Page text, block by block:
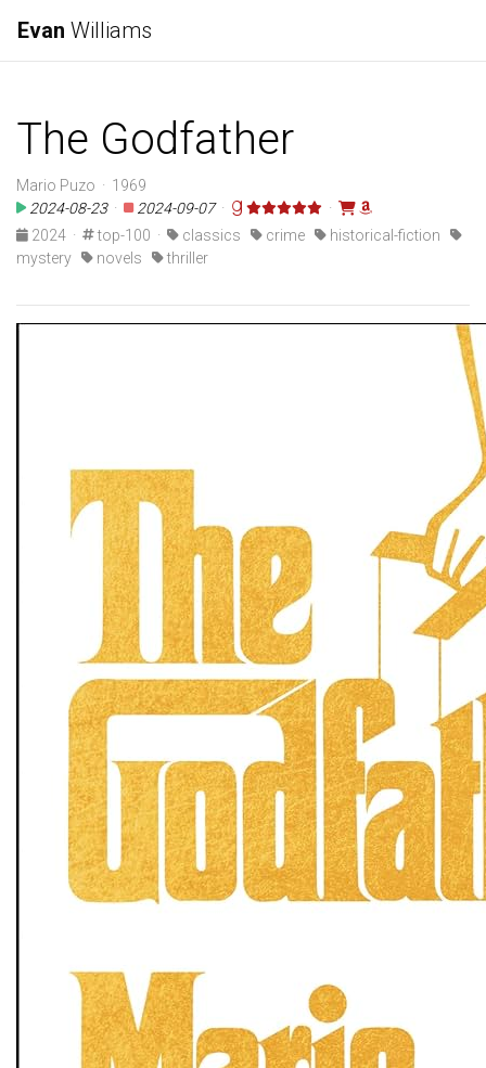
Evan Williams
The Godfather
Mario Puzo · 1969
2024-08-23· 2024-09-07·
·
2024 · top-100 · classics crime
historical-fiction
mystery
novels thriller